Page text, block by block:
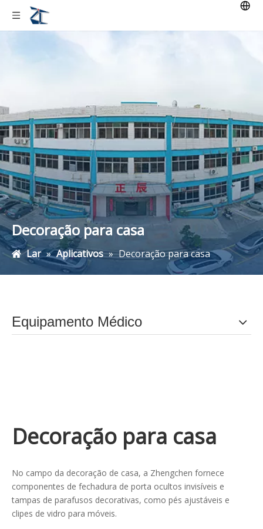
Decoração para casa
Lar » Aplicativos » Decoração para casa
Equipamento Médico
Decoração para casa
No campo da decoração de casa, a Zhengchen fornece
componentes de fechadura de porta ocultos invisíveis e
tampas de parafusos decorativas, como pés ajustáveis ​​e
clipes de vidro para móveis.